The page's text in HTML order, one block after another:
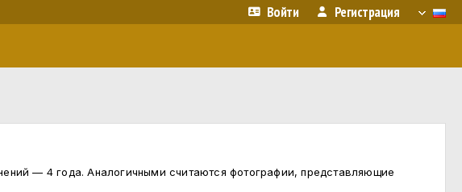
Войти Регистрация
— 4 года. Аналогичными считаются фотографии, представляющие